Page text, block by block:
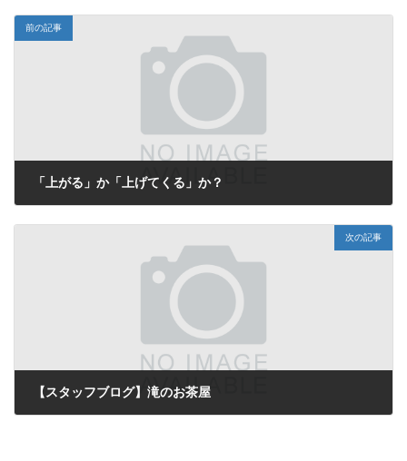
前の記事
「上がる」か「上げてくる」か？
次の記事
【スタッフブログ】滝のお茶屋